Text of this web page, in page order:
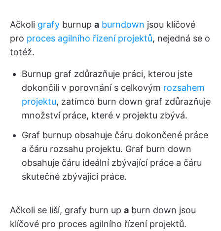
Ačkoli grafy burnup a burndown jsou klíčové
pro proces agilního řízení projektů, nejedná se o
totéž.
Burnup graf zdůrazňuje práci, kterou jste
dokončili v porovnání s celkovým rozsahem
projektu, zatímco burn down graf zdůrazňuje
množství práce, které v projektu zbývá.
Graf burnup obsahuje čáru dokončené práce
a čáru rozsahu projektu. Graf burn down
obsahuje čáru ideální zbývající práce a čáru
skutečné zbývající práce.
Ačkoli se liší, grafy burn up a burn down jsou
klíčové pro proces agilního řízení projektů.